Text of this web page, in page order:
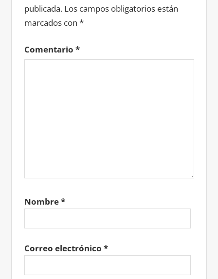
publicada. Los campos obligatorios están
marcados con *
Comentario *
Nombre*
Correo electrónico *